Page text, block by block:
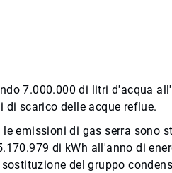
7.000.000 di litri d'acqua
scarico delle acque reflue.
emissioni di gas serra sono
di kWh all'anno di
del gruppo